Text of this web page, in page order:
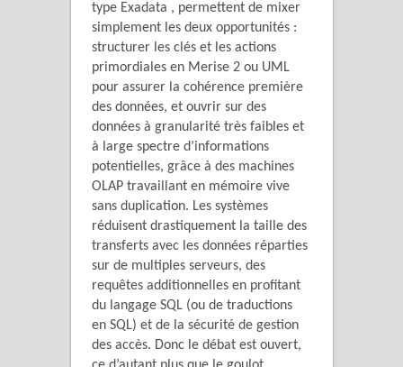
type Exadata , permettent de mixer
simplement les deux opportunités :
structurer les clés et les actions
primordiales en Merise 2 ou UML
pour assurer la cohérence première
des données, et ouvrir sur des
données à granularité très faibles et
à large spectre d’informations
potentielles, grâce à des machines
OLAP travaillant en mémoire vive
sans duplication. Les systèmes
réduisent drastiquement la taille des
transferts avec les données réparties
sur de multiples serveurs, des
requêtes additionnelles en profitant
du langage SQL (ou de traductions
en SQL) et de la sécurité de gestion
des accès. Donc le débat est ouvert,